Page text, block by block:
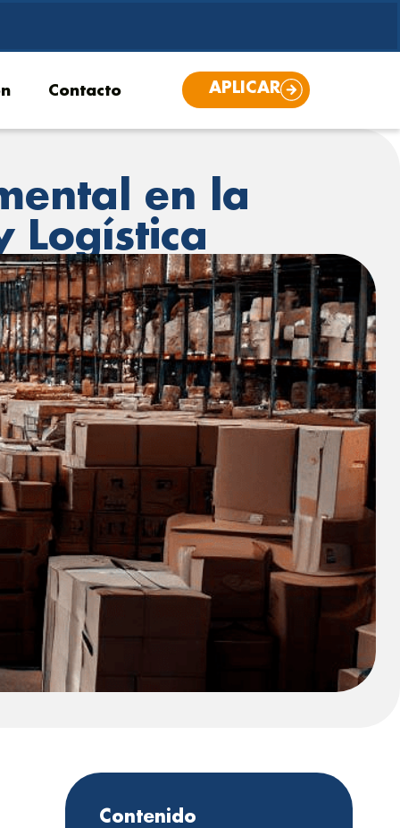
Contacto APLICAR
en la
Logística
Contenido